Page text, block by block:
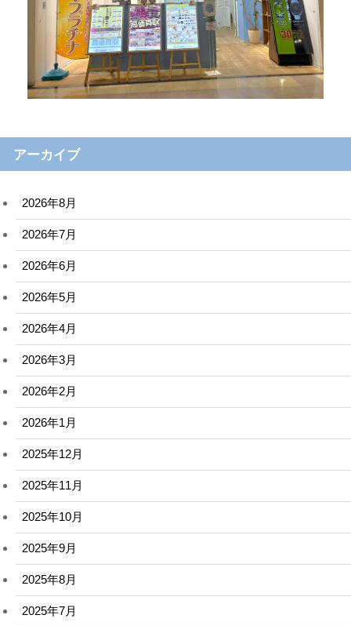
アーカイブ
2026年8月
2026年7月
2026年6月
2026年5月
2026年4月
2026年3月
2026年2月
2026年1月
2025年12月
2025年11月
2025年10月
2025年9月
2025年8月
2025年7月